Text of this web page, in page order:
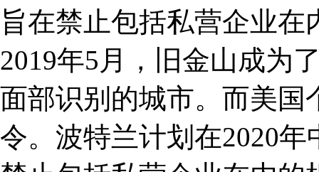
旨在禁止包括私营企业
2019年5月，旧金山成为
面部识别的城市。而美国
令。波特兰计划在2020